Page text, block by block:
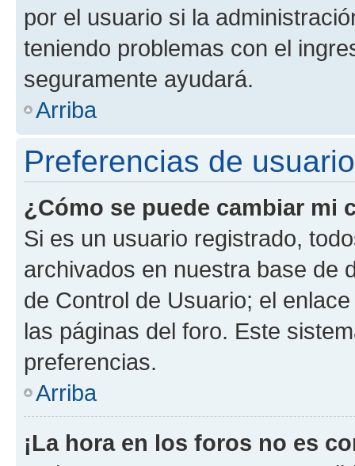
por el usuario si la
teniendo problemas con el
seguramente ayudará.
Arriba
Preferencias de
¿Cómo se puede cambiar mi
Si es un usuario registrado,
archivados en nuestra base de
de Control de Usuario; el
las páginas del foro. Este
preferencias.
Arriba
¡La hora en los foros no es